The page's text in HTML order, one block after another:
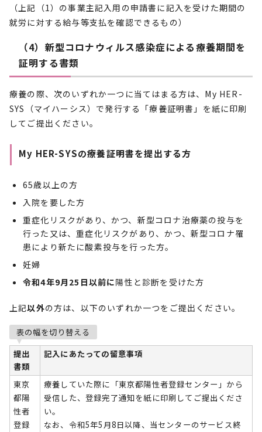
（上記（1）の事業主記入用の申請書に記入を受けた期間の
就労に対する給与等支払を確認できるもの）
（4）新型コロナウィルス感染症による療養期間を
証明する書類
療養の際、次のいずれか一つに当てはまる方は、My HER-
SYS（マイハーシス）で発行する「療養証明書」を紙に印刷
してご提出ください。
My HER-SYSの療養証明書を提出する方
65歳以上の方
入院を要した方
重症化リスクがあり、かつ、新型コロナ治療薬の投与を
行った又は、重症化リスクがあり、かつ、新型コロナ罹
患により新たに酸素投与を行った方。
妊婦
令和4年9月25日以前に陽性と診断を受けた方
上記以外の方は、以下のいずれか一つをご提出ください。
表の幅を切り替える
提出
書類
記入にあたっての留意事項
東京
都陽
性者
登録
療養していた際に「東京都陽性者登録センター」から
受信した、登録完了通知を紙に印刷してご提出くださ
い。
なお、令和5年5月8日以降、当センターのサービス終